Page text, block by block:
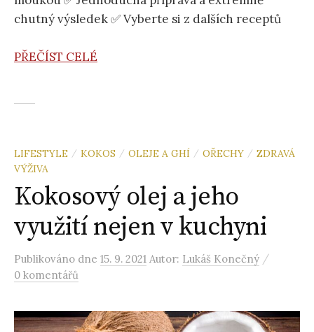
chutný výsledek ✅ Vyberte si z dalších receptů
PŘEČÍST CELÉ
LIFESTYLE / KOKOS / OLEJE A GHÍ / OŘECHY / ZDRAVÁ
VÝŽIVA
Kokosový olej a jeho
využití nejen v kuchyni
Publikováno dne 15. 9. 2021 Autor: Lukáš Konečný /
0 komentářů